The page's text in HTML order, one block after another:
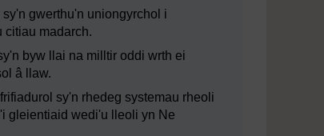
gwerthu'n uniongyrchol i
citiau madarch.
byw llai na milltir oddi wrth ei
â llaw.
sy'n rhedeg systemau rheoli
gleientiaid wedi'u lleoli yn Ne